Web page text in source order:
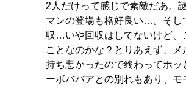
2人だけって感じで素敵だあ。
マンの登場も格好良い…。そし
収…いや回収はしてないけど、
ことなのかな？とりあえず、
持ち悪かったので終わってホッ
ーボババアとの別れもあり、モ